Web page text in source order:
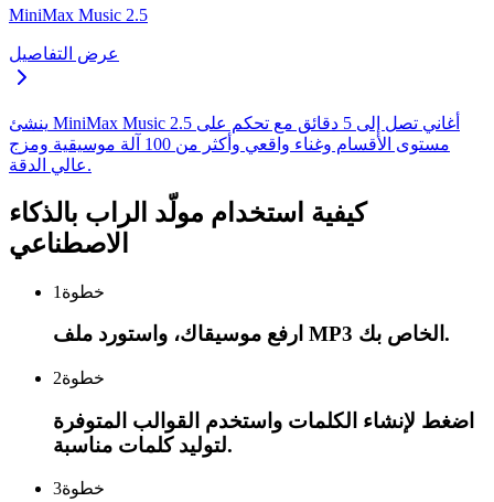
MiniMax Music 2.5
عرض التفاصيل
ينشئ MiniMax Music 2.5 أغاني تصل إلى 5 دقائق مع تحكم على
مستوى الأقسام وغناء واقعي وأكثر من 100 آلة موسيقية ومزج
عالي الدقة.
كيفية استخدام مولّد الراب بالذكاء
الاصطناعي
خطوة 1
ارفع موسيقاك، واستورد ملف MP3 الخاص بك.
خطوة2
اضغط لإنشاء الكلمات واستخدم القوالب المتوفرة
لتوليد كلمات مناسبة.
خطوة3